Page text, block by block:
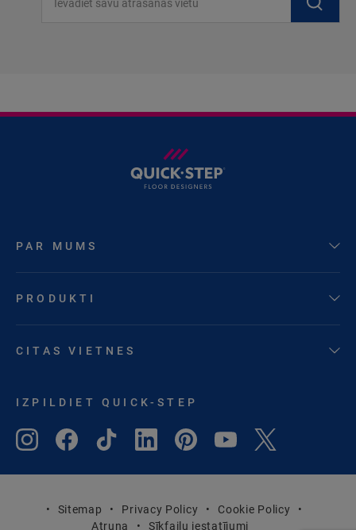
PAR MUMS
PRODUKTI
CITAS VIETNES
IZPILDIET QUICK-STEP
Sitemap Privacy Policy
Cookie Policy
Atruna
Sīkfailu iestatījumi